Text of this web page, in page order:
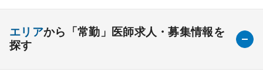
エリアから「常勤」医師求人・募集情報を
探す